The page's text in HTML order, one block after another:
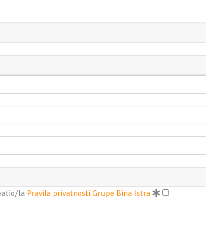
la Pravila privatnosti Grupe Bina Istra